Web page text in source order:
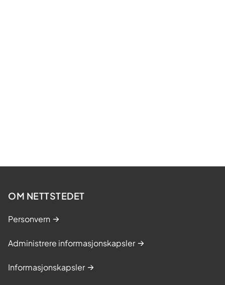
OM NETTSTEDET
Personvern
Administrere informasjonskapsler
Informasjonskapsler